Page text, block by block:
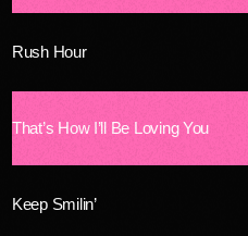
Rush Hour
That’s How I’ll Be Loving You
Keep Smilin’